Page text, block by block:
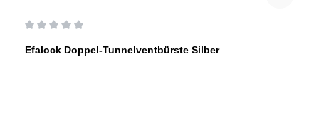
Efalock Doppel-Tunnelventbürste Silber